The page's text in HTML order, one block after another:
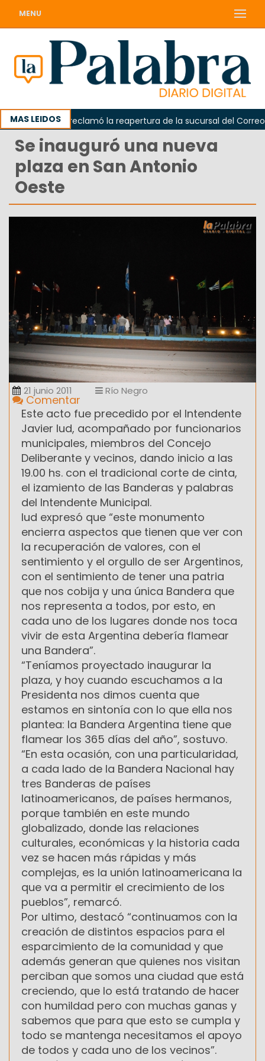
MENU
MAS LEIDOS
Odarda reclamó la reapertura de la sucursal del Correo
Se inauguró una nueva
plaza en San Antonio
Oeste
21 junio 2011 Río Negro
Comentar
Este acto fue precedido por el Intendente
Javier Iud, acompañado por funcionarios
municipales, miembros del Concejo
Deliberante y vecinos, dando inicio a las
19.00 hs. con el tradicional corte de cinta,
el izamiento de las Banderas y palabras
del Intendente Municipal.
Iud expresó que “este monumento
encierra aspectos que tienen que ver con
la recuperación de valores, con el
sentimiento y el orgullo de ser Argentinos,
con el sentimiento de tener una patria
que nos cobija y una única Bandera que
nos representa a todos, por esto, en
cada uno de los lugares donde nos toca
vivir de esta Argentina debería flamear
una Bandera”.
“Teníamos proyectado inaugurar la
plaza, y hoy cuando escuchamos a la
Presidenta nos dimos cuenta que
estamos en sintonía con lo que ella nos
plantea: la Bandera Argentina tiene que
flamear los 365 días del año”, sostuvo.
“En esta ocasión, con una particularidad,
a cada lado de la Bandera Nacional hay
tres Banderas de países
latinoamericanos, de países hermanos,
porque también en este mundo
globalizado, donde las relaciones
culturales, económicas y la historia cada
vez se hacen más rápidas y más
complejas, es la unión latinoamericana la
que va a permitir el crecimiento de los
pueblos”, remarcó.
Por ultimo, destacó “continuamos con la
creación de distintos espacios para el
esparcimiento de la comunidad y que
además generan que quienes nos visitan
perciban que somos una ciudad que está
creciendo, que lo está tratando de hacer
con humildad pero con muchas ganas y
sabemos que para que esto se cumpla y
todo se mantenga necesitamos el apoyo
de todos y cada uno de los vecinos”.